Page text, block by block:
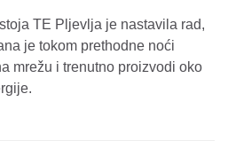
TE Pljevlja je nastavila rad,
je tokom prethodne noći
mrežu i trenutno proizvodi oko